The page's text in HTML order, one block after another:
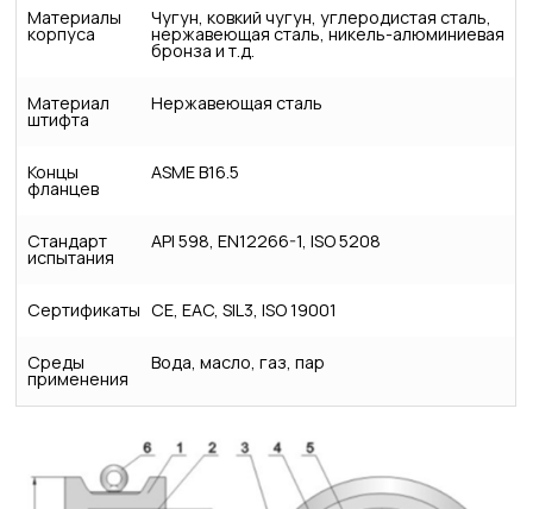
Материалы
корпуса
Чугун, ковкий чугун, углеродистая сталь,
нержавеющая сталь, никель-алюминиевая
бронза и т.д.
Материал
штифта
Нержавеющая сталь
Концы
фланцев
ASME B16.5
Стандарт
испытания
API 598, EN12266-1, ISO 5208
Сертификаты CE, EAC, SIL3, ISO 19001
Среды
применения
Вода, масло, газ, пар